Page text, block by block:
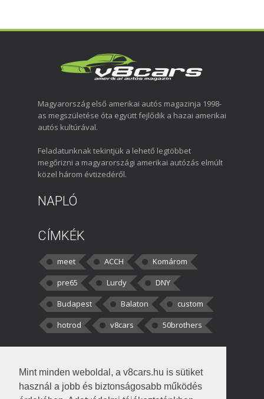
Mint minden weboldal, a v8cars.hu is sütiket
használ a jobb és biztonságosabb működés
Magyarország első amerikai autós magazinja 1998-
as megszületése óta együtt fejlődik a hazai amerikai
autós kultúrával.
Feladatunknak tekintjük a lehető legtöbbet
megőrizni a magyarországi amerikai autózás elmúlt
közel három évtizedéről.
NAPLÓ
CÍMKÉK
meet ACCH
Komárom
pre65
Lurdy
DNY
Budapest
Balaton
custom
hotrod
v8cars 50brothers
kortisz:Elszúrtam! Én csak két
darabbaal számoltam. Nem tudtam, hogy fél autót,